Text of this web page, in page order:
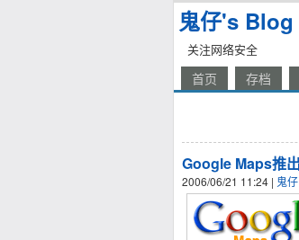
鬼仔's Blog
关注网络安全
首页 存档
Google Maps推
2006/06/21 11:24 | 鬼仔